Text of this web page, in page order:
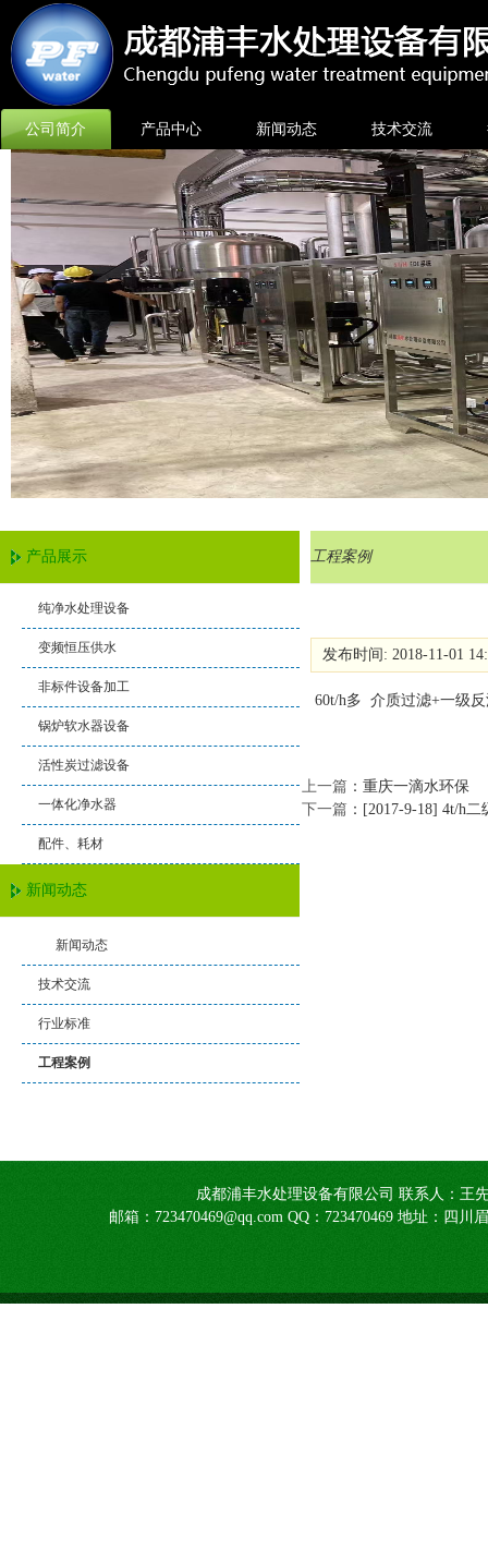
公司简介 产品中心 新闻动态 技术交流
产品展示
纯净水处理设备
变频恒压供水
非标件设备加工
锅炉软水器设备
活性炭过滤设备
一体化净水器
配件、耗材
新闻动态
新闻动态
技术交流
行业标准
工程案例
工程案例
发布时间: 2018-11-01
60t/h多 介质过滤+一级
上一篇 ： 重庆一滴水环保
下一篇 ： [2017-9-18] 4t/h
成都浦丰水处理设备有限公司 联系人：王先
邮箱：723470469@qq.com QQ：723470469 地址：四